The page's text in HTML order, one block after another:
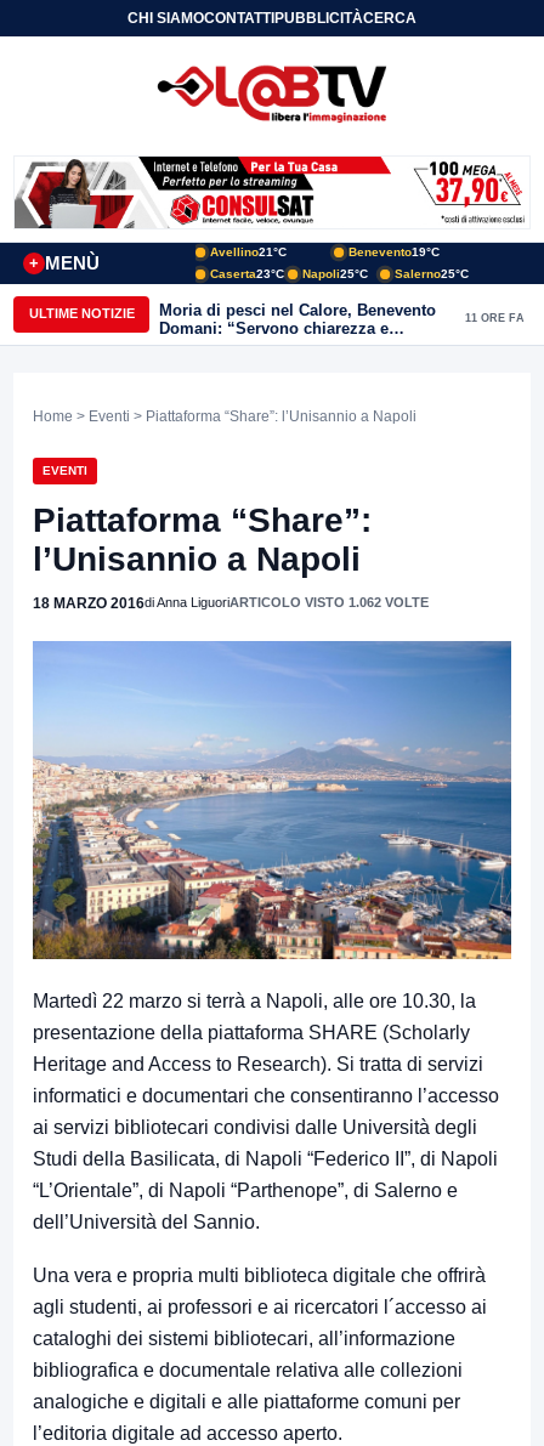
CHI SIAMOCONTATTIPUBBLICITÀCERCA
MENÙ
+
Avellino21°C Benevento19°C
Caserta23°C Napoli25°C Salerno25°C
ULTIME NOTIZIE
Moria di pesci nel Calore, Benevento
Domani: “Servono chiarezza e
approfondimenti sulla gestione
11 ORE FA
Home > Eventi > Piattaforma “Share”: l’Unisannio a Napoli
EVENTI
Piattaforma “Share”:
l’Unisannio a Napoli
18 MARZO 2016di Anna LiguoriARTICOLO VISTO 1.062 VOLTE
Martedì 22 marzo si terrà a Napoli, alle ore 10.30, la
presentazione della piattaforma SHARE (Scholarly
Heritage and Access to Research). Si tratta di servizi
informatici e documentari che consentiranno l’accesso
ai servizi bibliotecari condivisi dalle Università degli
Studi della Basilicata, di Napoli “Federico II”, di Napoli
“L’Orientale”, di Napoli “Parthenope”, di Salerno e
dell’Università del Sannio.
Una vera e propria multi biblioteca digitale che offrirà
agli studenti, ai professori e ai ricercatori l´accesso ai
cataloghi dei sistemi bibliotecari, all’informazione
bibliografica e documentale relativa alle collezioni
analogiche e digitali e alle piattaforme comuni per
l’editoria digitale ad accesso aperto.